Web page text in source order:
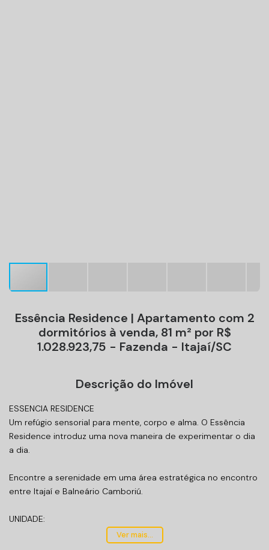
Essência Residence | Apartamento com 2
dormitórios à venda, 81 m² por R$
1.028.923,75 - Fazenda - Itajaí/SC
Descrição do Imóvel
ESSENCIA RESIDENCE
Um refúgio sensorial para mente, corpo e alma. O Essência
Residence introduz uma nova maneira de experimentar o dia
a dia.
Encontre a serenidade em uma área estratégica no encontro
entre Itajaí e Balneário Camboriú.
UNIDADE:
02 suítes, 01 vaga de garagem;
Ver mais...